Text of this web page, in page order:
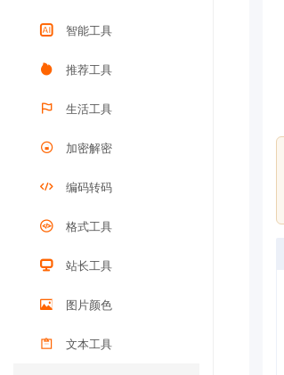
智能工具
推荐工具
生活工具
加密解密
编码转码
格式工具
站长工具
图片颜色
文本工具